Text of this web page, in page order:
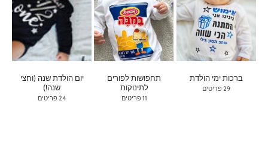
ברכות ימי הולדת
29 פריטים
תחפושות לפורים
לתינוקות
11 פריטים
יום הולדת שנה (וחצי
שנה!)
24 פריטים